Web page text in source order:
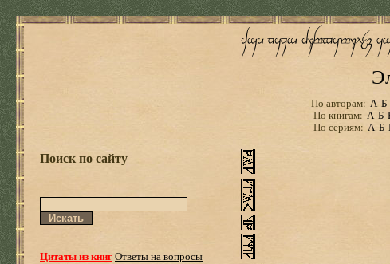
По авторам: А Б
По книгам: А Б
По сериям: А Б
Поиск по сайту
Цитаты из книгОтветы на вопросы